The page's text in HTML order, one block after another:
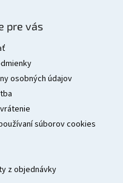
pre vás
osobných údajov
súborov cookies
z objednávky